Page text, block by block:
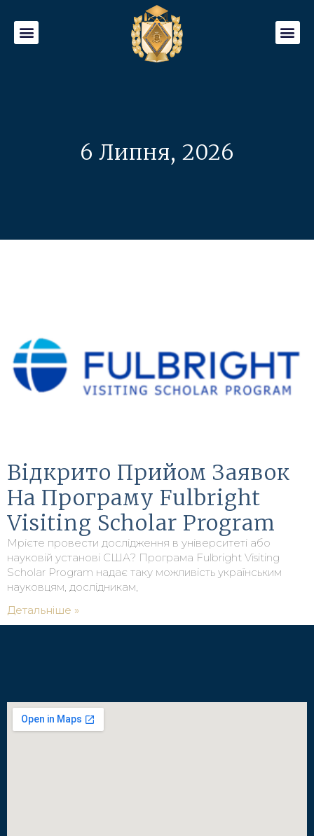
6 Липня, 2026
Відкрито Прийом Заявок
На Програму Fulbright
Visiting Scholar Program
Мрієте провести дослідження в університеті або
науковій установі США? Програма Fulbright Visiting
Scholar Program надає таку можливість українським
науковцям, дослідникам,
Детальніше »